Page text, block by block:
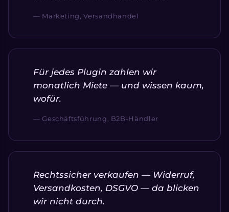
— Marketing, Versandhandel
Für jedes Plugin zahlen wir
monatlich Miete — und wissen kaum,
wofür.
— Geschäftsführung, B2B-Händler
Rechtssicher verkaufen — Widerruf,
Versandkosten, DSGVO — da blicken
wir nicht durch.